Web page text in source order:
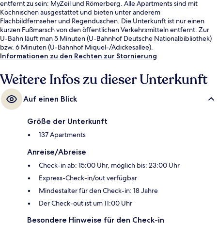
entfernt zu sein: MyZeil und Römerberg. Alle Apartments sind mit
Kochnischen ausgestattet und bieten unter anderem
Flachbildfernseher und Regenduschen. Die Unterkunft ist nur einen
kurzen Fußmarsch von den öffentlichen Verkehrsmitteln entfernt: Zur
U-Bahn läuft man 5 Minuten (U-Bahnhof Deutsche Nationalbibliothek)
bzw. 6 Minuten (U-Bahnhof Miquel-/Adickesallee).
Informationen zu den Rechten zur Stornierung
Weitere Infos zu dieser Unterkunft
Auf einen Blick
Größe der Unterkunft
137 Apartments
Anreise/Abreise
Check-in ab: 15:00 Uhr, möglich bis: 23:00 Uhr
Express-Check-in/out verfügbar
Mindestalter für den Check-in: 18 Jahre
Der Check-out ist um 11:00 Uhr
Besondere Hinweise für den Check-in